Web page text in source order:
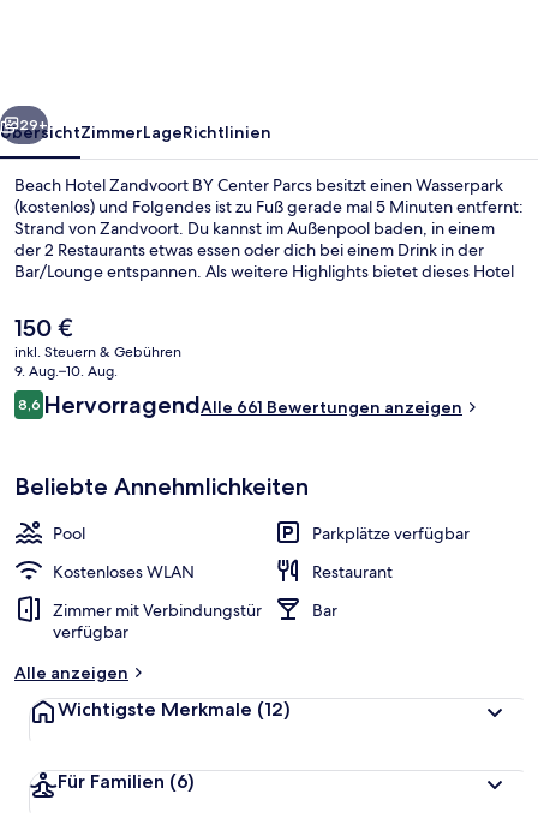
Weiter
29+
ÜbersichtZimmerLageRichtlinien
Beach Hotel Zandvoort BY Center Parcs besitzt einen Wasserpark
(kostenlos) und Folgendes ist zu Fuß gerade mal 5 Minuten entfernt:
Strand von Zandvoort. Du kannst im Außenpool baden, in einem
der 2 Restaurants etwas essen oder dich bei einem Drink in der
Bar/Lounge entspannen. Als weitere Highlights bietet dieses Hotel
Kinderbecken. Das hilfsbereite Personal und der allgemeine
Zustand erhalten gute Bewertungen von anderen Reisenden.
Der
aktuelle
Preis
beträgt
150 €.
150 €
inkl. Steuern & Gebühren
9. Aug.–10. Aug.
Bewertungen
8,68,6 von 10.
HervorragendAlle 661 Bewertungen anzeigen
Beliebte Annehmlichkeiten
Pool
Parkplätze verfügbar
Kostenloses WLAN
Restaurant
Zimmer mit Verbindungstür
verfügbar
Bar
Alle anzeigen
Wichtigste Merkmale (12)
Für Familien (6)